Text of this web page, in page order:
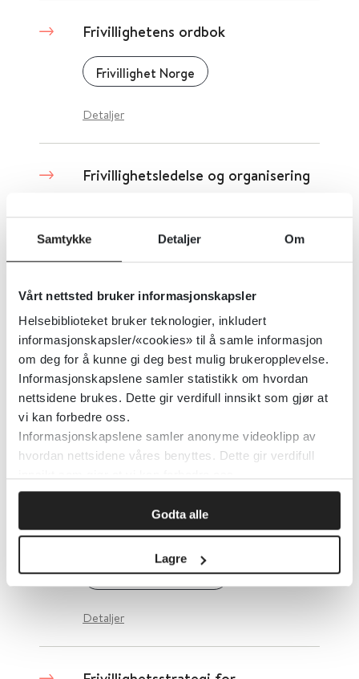
Samtykke Detaljer Om
Vårt nettsted bruker informasjonskapsler
Helsebiblioteket bruker teknologier, inkludert
informasjonskapsler/«cookies» til å samle informasjon
om deg for å kunne gi deg best mulig brukeropplevelse.
Informasjonskapslene samler statistikk om hvordan
nettsidene brukes. Dette gir verdifull innsikt som gjør at
vi kan forbedre oss.
Informasjonskapslene samler anonyme videoklipp av
hvordan nettsidene våres benyttes. Dette gir verdifull
Godta alle
Lagre
Frivillighetens ordbok
Frivillighet Norge
Detaljer
Frivillighetsledelse og organisering
VID vitenskapelige høgskole
Frivillighetspolitisk plattform
2023 - 2027
Frivillighet Norge
Detaljer
Frivillighetspolitisk plattform for
Lørenskog kommune
Lørenskog kommune
Detaljer